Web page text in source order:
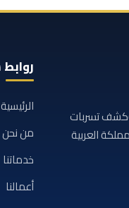
تسربات
العربية
الرئيسية
من نحن
خدماتنا
أعمالنا